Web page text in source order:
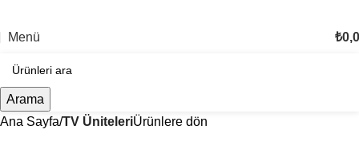
Menü ₺
Arama
Ana Sayfa TV ÜniteleriÜrünlere dön